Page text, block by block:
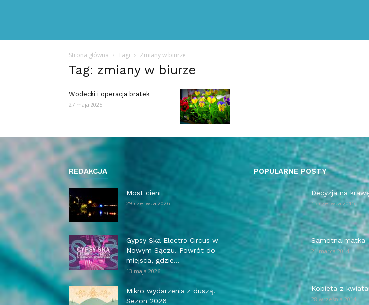
Strona główna Tagi Zmiany w biurze
Tag: zmiany w biurze
Wodecki i operacja bratek
27 maja 2025
REDAKCJA
Most cieni
29 czerwca 2026
Gypsy Ska Electro Circus w
Nowym Sączu. Powrót do
miejsca, gdzie...
13 maja 2026
Mikro wydarzenia z duszą.
Sezon 2026
POPULARNE POSTY
Decyzja na
15 czerwca 2015
Samotna matka
21 marca 2014
Kobieta z
28 września 2014